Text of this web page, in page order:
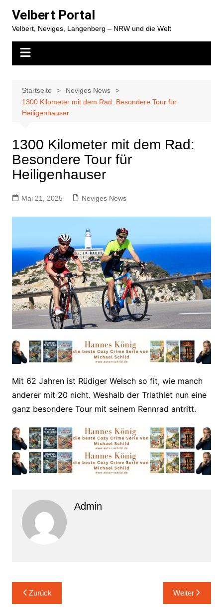
Inhalt
springen
Velbert Portal
Velbert, Neviges, Langenberg – NRW und die Welt
Startseite
Neviges News
1300 Kilometer mit dem Rad: Besondere Tour für
Heiligenhauser
1300 Kilometer mit dem Rad:
Besondere Tour für
Heiligenhauser
Mai 21, 2025 Neviges News
Mit 62 Jahren ist Rüdiger Welsch so fit, wie manch
anderer mit 20 nicht. Weshalb der Triathlet nun eine
ganz besondere Tour mit seinem Rennrad antritt.
Admin
Beitrags-
Navigation
Zurück Weiter